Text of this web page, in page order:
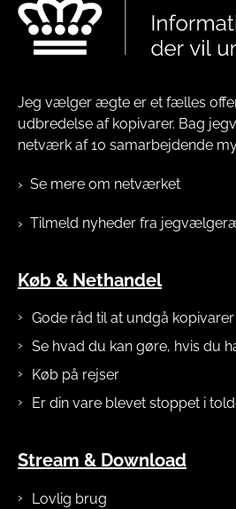
Jeg vælger ægte er et fælles
udbredelse af kopivarer. Bag
Se mere om netværket
Køb & Nethandel
Se hvad du kan gøre, hvis du
Køb på rejser
Er din vare blevet stoppet i
Stream & Download
Hvad skal jeg være